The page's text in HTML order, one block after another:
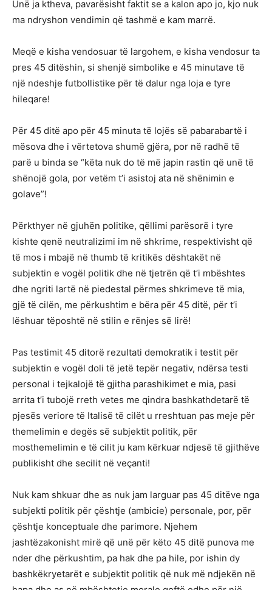
Unë ja ktheva, pavarësisht faktit se a kalon apo jo, kjo nuk
ma ndryshon vendimin që tashmë e kam marrë.
Meqë e kisha vendosuar të largohem, e kisha vendosur ta
pres 45 ditëshin, si shenjë simbolike e 45 minutave të
një ndeshje futbollistike për të dalur nga loja e tyre
hileqare!
Për 45 ditë apo për 45 minuta të lojës së pabarabartë i
mësova dhe i vërtetova shumë gjëra, por në radhë të
parë u binda se “këta nuk do të më japin rastin që unë të
shënojë gola, por vetëm t’i asistoj ata në shënimin e
golave”!
Përkthyer në gjuhën politike, qëllimi parësorë i tyre
kishte qenë neutralizimi im në shkrime, respektivisht që
të mos i mbajë në thumb të kritikës dështakët në
subjektin e vogël politik dhe në tjetrën që t’i mbështes
dhe ngriti lartë në piedestal përmes shkrimeve të mia,
gjë të cilën, me përkushtim e bëra për 45 ditë, për t’i
lëshuar tëposhtë në stilin e rënjes së lirë!
Pas testimit 45 ditorë rezultati demokratik i testit për
subjektin e vogël doli të jetë tepër negativ, ndërsa testi
personal i tejkalojë të gjitha parashikimet e mia, pasi
arrita t’i tubojë rreth vetes me qindra bashkathdetarë të
pjesës veriore të Italisë të cilët u rreshtuan pas meje për
themelimin e degës së subjektit politik, për
mosthemelimin e të cilit ju kam kërkuar ndjesë të gjithëve
publikisht dhe secilit në veçanti!
Nuk kam shkuar dhe as nuk jam larguar pas 45 ditëve nga
subjekti politik për çështje (ambicie) personale, por, për
çështje konceptuale dhe parimore. Njehem
jashtëzakonisht mirë që unë për këto 45 ditë punova me
nder dhe përkushtim, pa hak dhe pa hile, por ishin dy
bashkëkryetarët e subjektit politik që nuk më ndjekën në